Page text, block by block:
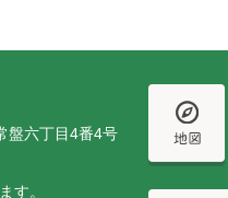
盤六丁目4番4号
す。